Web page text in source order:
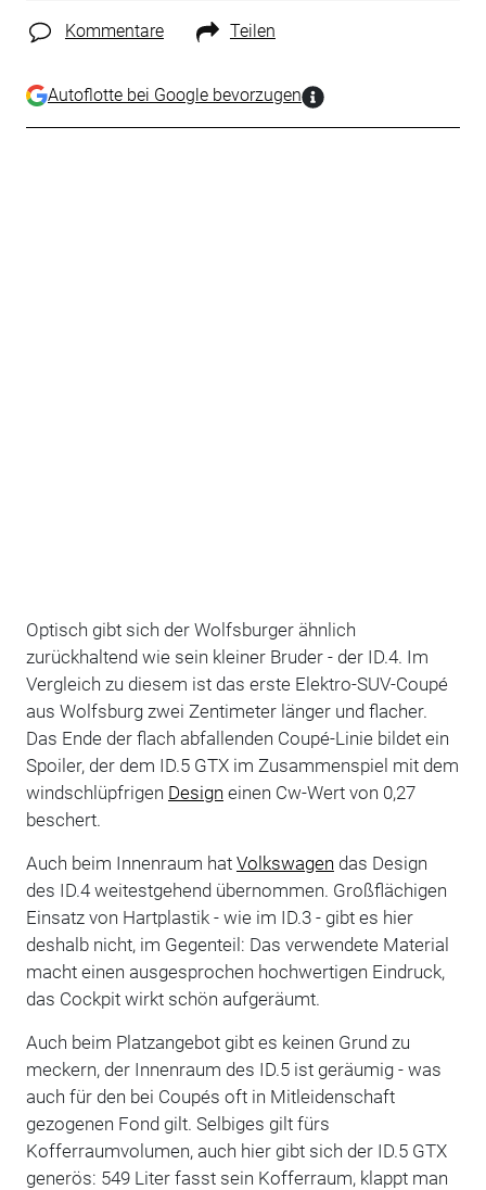
Kommentare Teilen
Autoflotte bei Google bevorzugen
Optisch gibt sich der Wolfsburger ähnlich
zurückhaltend wie sein kleiner Bruder - der ID.4. Im
Vergleich zu diesem ist das erste Elektro-SUV-Coupé
aus Wolfsburg zwei Zentimeter länger und flacher.
Das Ende der flach abfallenden Coupé-Linie bildet ein
Spoiler, der dem ID.5 GTX im Zusammenspiel mit dem
windschlüpfrigen Design einen Cw-Wert von 0,27
beschert.
Auch beim Innenraum hat Volkswagen das Design
des ID.4 weitestgehend übernommen. Großflächigen
Einsatz von Hartplastik - wie im ID.3 - gibt es hier
deshalb nicht, im Gegenteil: Das verwendete Material
macht einen ausgesprochen hochwertigen Eindruck,
das Cockpit wirkt schön aufgeräumt.
Auch beim Platzangebot gibt es keinen Grund zu
meckern, der Innenraum des ID.5 ist geräumig - was
auch für den bei Coupés oft in Mitleidenschaft
gezogenen Fond gilt. Selbiges gilt fürs
Kofferraumvolumen, auch hier gibt sich der ID.5 GTX
generös: 549 Liter fasst sein Kofferraum, klappt man